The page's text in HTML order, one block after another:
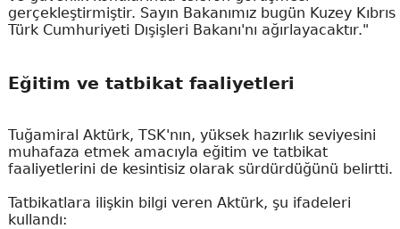
gerçekleştirmiştir. Sayın Bakanımız bugün Kuzey Kıbrıs
Türk Cumhuriyeti Dışişleri Bakanı'nı ağırlayacaktır."
Eğitim ve tatbikat faaliyetleri
Tuğamiral Aktürk, TSK'nın, yüksek hazırlık seviyesini
muhafaza etmek amacıyla eğitim ve tatbikat
faaliyetlerini de kesintisiz olarak sürdürdüğünü belirtti.
Tatbikatlara ilişkin bilgi veren Aktürk, şu ifadeleri
kullandı: